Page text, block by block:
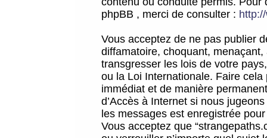
phpBB , merci de consulter :
Vous acceptez de ne pas publier
diffamatoire, choquant,
transgresser les lois de votre
ou la Loi Internationale. Faire
immédiat et de manière
d’Accès à Internet si nous
les messages est enregistrée
Vous acceptez que